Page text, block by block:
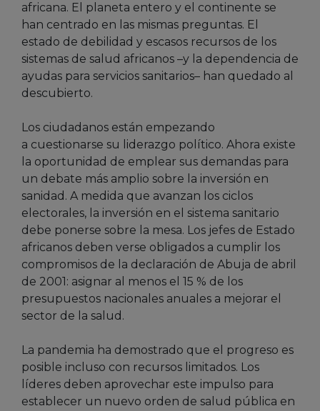
africana. El planeta entero y el continente se
han centrado en las mismas preguntas. El
estado de debilidad y escasos recursos de los
sistemas de salud africanos –y la dependencia de
ayudas para servicios sanitarios– han quedado al
descubierto.
Los ciudadanos están empezando
a cuestionarse su liderazgo político. Ahora existe
la oportunidad de emplear sus demandas para
un debate más amplio sobre la inversión en
sanidad. A medida que avanzan los ciclos
electorales, la inversión en el sistema sanitario
debe ponerse sobre la mesa. Los jefes de Estado
africanos deben verse obligados a cumplir los
compromisos de la declaración de Abuja de abril
de 2001: asignar al menos el 15 % de los
presupuestos nacionales anuales a mejorar el
sector de la salud.
La pandemia ha demostrado que el progreso es
posible incluso con recursos limitados. Los
líderes deben aprovechar este impulso para
establecer un nuevo orden de salud pública en